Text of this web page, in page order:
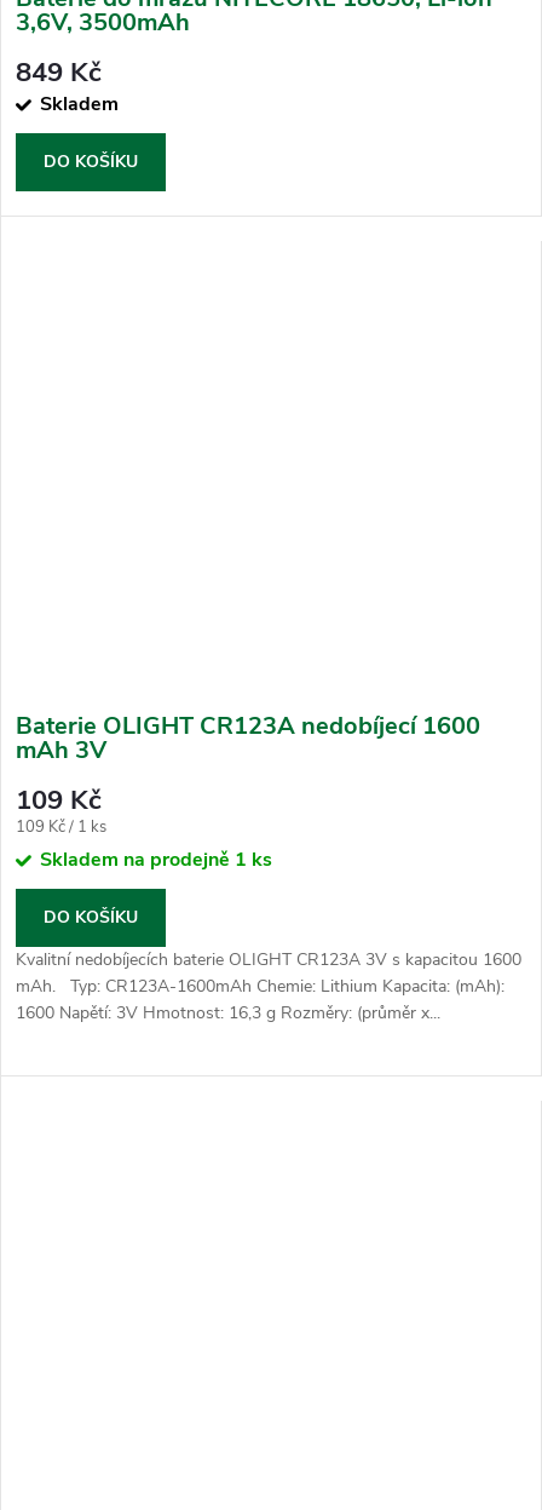
3,6V, 3500mAh
849 Kč
Skladem
DO KOŠÍKU
Baterie OLIGHT CR123A nedobíjecí 1600
mAh 3V
109 Kč
Měrná
cena:
109 Kč / 1 ks
Skladem na prodejně 1 ks
DO KOŠÍKU
Kvalitní nedobíjecích baterie OLIGHT CR123A 3V s kapacitou 1600
mAh. Typ: CR123A-1600mAh Chemie: Lithium Kapacita: (mAh):
1600 Napětí: 3V Hmotnost: 16,3 g Rozměry: (průměr x...